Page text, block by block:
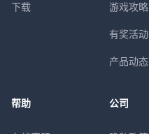
下载 游戏攻略
有奖活动
产品动态
帮助 公司